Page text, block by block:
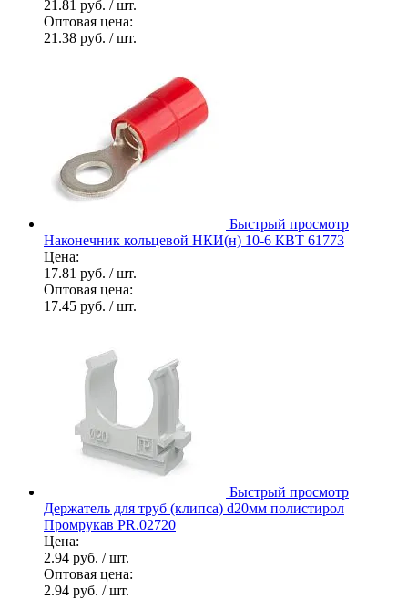
21.81 руб. / шт.
Оптовая цена:
21.38 руб. / шт.
Быстрый просмотр
Наконечник кольцевой НКИ(н) 10-6 КВТ 61773
Цена:
17.81 руб. / шт.
Оптовая цена:
17.45 руб. / шт.
Быстрый просмотр
Держатель для труб (клипса) d20мм полистирол
Промрукав PR.02720
Цена:
2.94 руб. / шт.
Оптовая цена:
2.94 руб. / шт.